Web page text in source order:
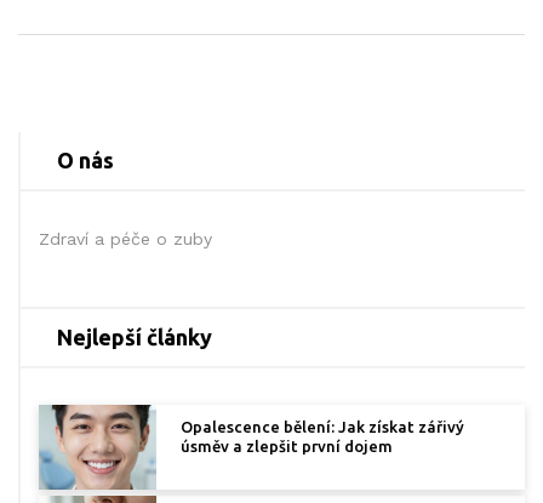
O nás
Zdraví a péče o zuby
Nejlepší články
Opalescence bělení: Jak získat zářivý
úsměv a zlepšit první dojem